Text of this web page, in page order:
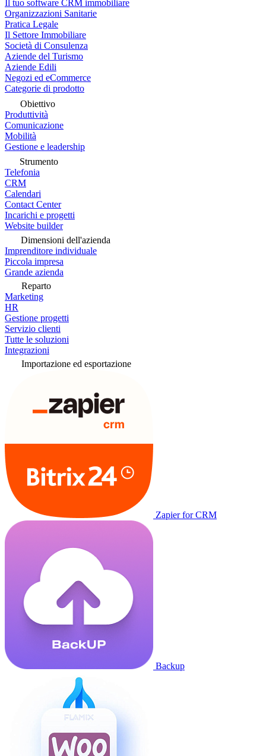
Il tuo software CRM immobiliare
Organizzazioni Sanitarie
Pratica Legale
Il Settore Immobiliare
Società di Consulenza
Aziende del Turismo
Aziende Edili
Negozi ed eCommerce
Categorie di prodotto
Obiettivo
Produttività
Comunicazione
Mobilità
Gestione e leadership
Strumento
Telefonia
CRM
Calendari
Contact Center
Incarichi e progetti
Website builder
Dimensioni dell'azienda
Imprenditore individuale
Piccola impresa
Grande azienda
Reparto
Marketing
HR
Gestione progetti
Servizio clienti
Tutte le soluzioni
Integrazioni
Importazione ed esportazione
Zapier for CRM
Backup